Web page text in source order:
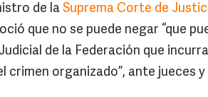
de la Suprema Corte de
que no se puede negar “que
de la Federación que
crimen organizado”, ante jueces